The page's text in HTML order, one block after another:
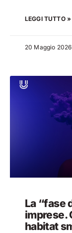
LEGGI TUTTO »
20 Maggio 2026
La “fase
imprese.
habitat